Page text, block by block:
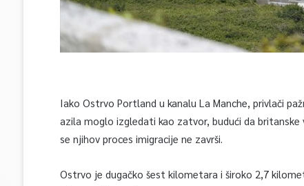
Iako Ostrvo Portland u kanalu La Manche, privlači
azila moglo izgledati kao zatvor, budući da
se njihov proces imigracije ne završi.
Ostrvo je dugačko šest kilometara i široko 2,7